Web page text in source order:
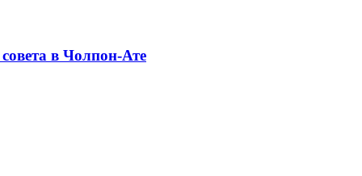
в Чолпон-Ате